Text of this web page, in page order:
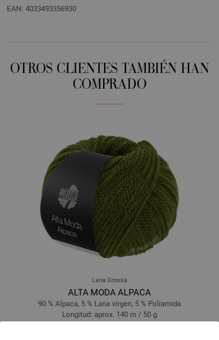
EAN: 4033493356930
OTROS CLIENTES TAMBIÉN HAN
COMPRADO
Lana Grossa
ALTA MODA ALPACA
90 % Alpaca, 5 % Lana virgen, 5 % Poliamida
Longitud: aprox. 140 m / 50 g